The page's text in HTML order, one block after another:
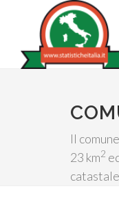
Il
23 km2